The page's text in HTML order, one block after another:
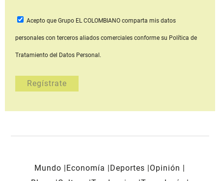
Acepto que Grupo EL COLOMBIANOcomparta mis datos
personales con terceros aliados comerciales conforme su Política de
Tratamiento del Datos Personal.
Mundo Economía Deportes
Opinión